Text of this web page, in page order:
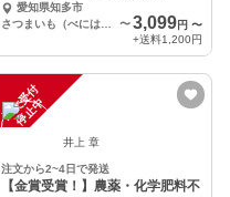
愛知県知多市
さつまいも（べにはるか）3kg 大小詰め合わせセット
〜3,099円 〜
+送料1,200円
注
文
受
付
停
止
中
井上 章
注文から2~4日で発送
【金賞受賞！】農薬・化学肥料不